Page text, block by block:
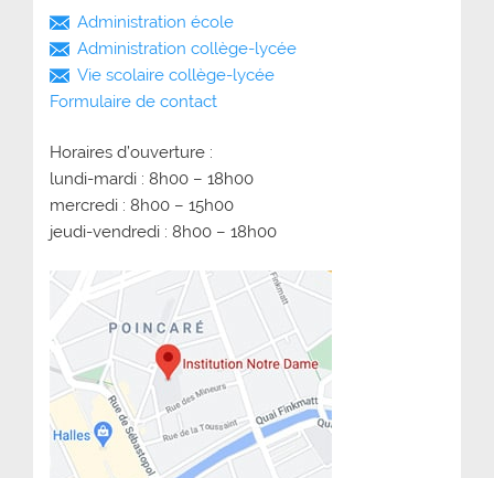
Administration école
Administration collège-lycée
Vie scolaire collège-lycée
Formulaire de contact
Horaires d’ouverture :
lundi-mardi : 8h00 – 18h00
mercredi : 8h00 – 15h00
jeudi-vendredi : 8h00 – 18h00